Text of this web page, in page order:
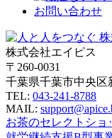
お問い合わせ
株式会社エイピス
〒260-0031
千葉県千葉市中央区
TEL: 043-241-8788
MAIL:
お茶のセレクトショ